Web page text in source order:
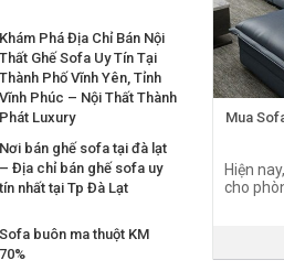
Khám Phá Địa Chỉ Bán Nội
Thất Ghế Sofa Uy Tín Tại
Thành Phố Vĩnh Yên, Tỉnh
Vĩnh Phúc – Nội Thất Thành
Phát Luxury
Nơi bán ghế sofa tại đà lạt
– Địa chỉ bán ghế sofa uy
tín nhất tại Tp Đà Lạt
Sofa buôn ma thuột KM
70%
Mua
Hiện
cho